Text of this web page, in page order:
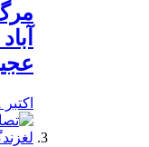
اکتبر 21, 2019